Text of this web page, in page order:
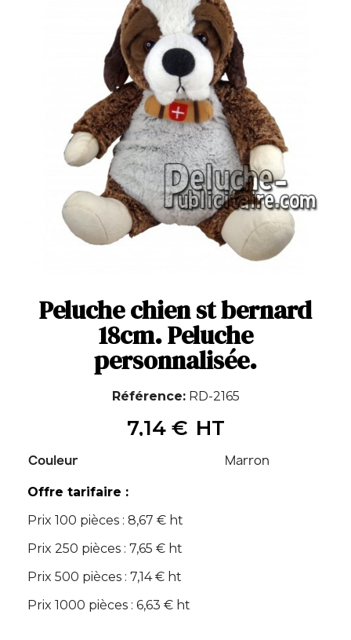
Peluche chien st bernard
18cm. Peluche
personnalisée.
Référence RD-2165
7,14 € HT
Couleur Marron
Offre tarifaire :
Prix 100 pièces : 8,67 € ht
Prix 250 pièces : 7,65 € ht
Prix 500 pièces : 7,14 € ht
Prix 1000 pièces : 6,63 € ht